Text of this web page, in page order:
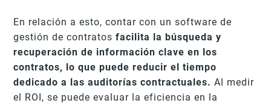
En relación a esto, contar con un software de
gestión de contratosfacilita la búsqueda y
recuperación de información clave en los
contratos, lo que puede reducir el tiempo
dedicado a las auditorías contractuales. Al medir
el ROI, se puede evaluar la eficiencia en la